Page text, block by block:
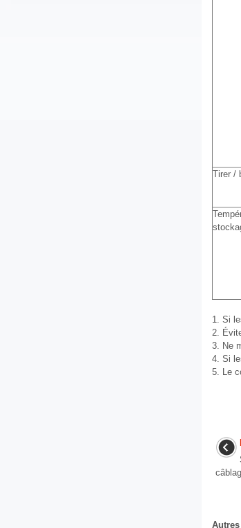
Tirer /
1. Si
2.
3. Ne
4. Si
5. Le